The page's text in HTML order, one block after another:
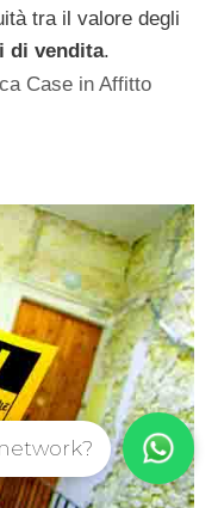
tra il valore degli
di vendita.
Case in Affitto